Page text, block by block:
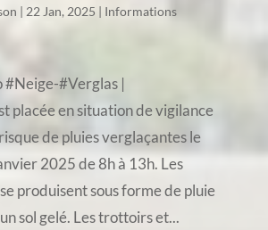
| 22 Jan, 2025 | Informations
#Verglas |
placée en situation de vigilance
de pluies verglaçantes le
2025 de 8h à 13h. Les
produisent sous forme de pluie
sol gelé. Les trottoirs et...